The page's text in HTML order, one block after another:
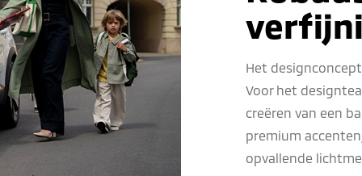
Het
Voor het
creëren van een
premium
opvallende